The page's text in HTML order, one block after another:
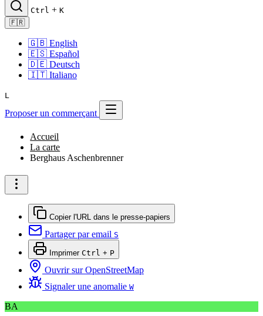
Ctrl + K
🇫🇷
🇬🇧 English
🇪🇸 Español
🇩🇪 Deutsch
🇮🇹 Italiano
L
Proposer un commerçant
Accueil
La carte
Berghaus Aschenbrenner
Copier l'URL dans le presse-papiers
Partager par email S
Imprimer Ctrl + P
Ouvrir sur OpenStreetMap
Signaler une anomalie W
BA